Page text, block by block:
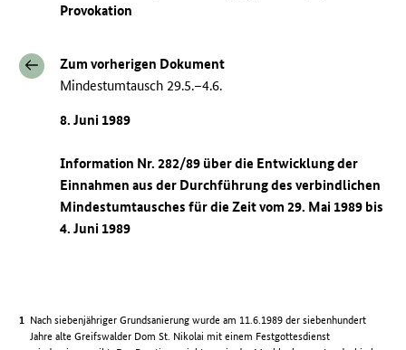
Provokation
Zum vorherigen Dokument
Mindestumtausch 29.5.–4.6.
8. Juni 1989
Information Nr. 282/89 über die Entwicklung der
Einnahmen aus der Durchführung des verbindlichen
Mindestumtausches für die Zeit vom 29. Mai 1989 bis
4. Juni 1989
Nach siebenjähriger Grundsanierung wurde am 11.6.1989 der siebenhundert
Jahre alte Greifswalder Dom St. Nikolai mit einem Festgottesdienst